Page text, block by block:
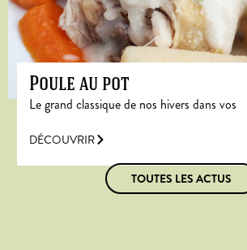
Poule au pot
Le grand classique de nos hivers dans vos
DÉCOUVRIR
TOUTES LES ACTUS